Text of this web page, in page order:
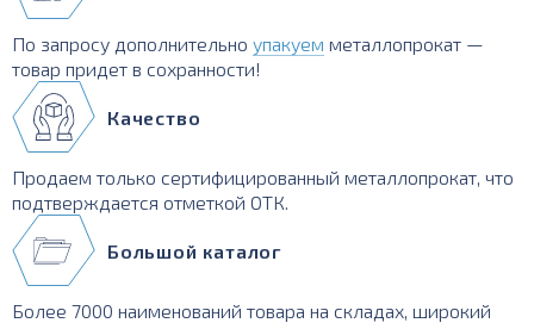
По запросу дополнительно упакуем металлопрокат —
товар придет в сохранности!
Качество
Продаем только сертифицированный металлопрокат, что
подтверждается отметкой ОТК.
Большой каталог
Более 7000 наименований товара на складах, широкий